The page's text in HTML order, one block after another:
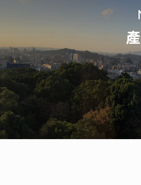
專利搜
專家媒
計畫徵